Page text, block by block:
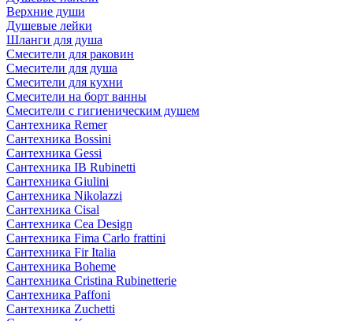
Верхние души
Душевые лейки
Шланги для душа
Смесители для раковин
Смесители для душа
Смесители для кухни
Смесители на борт ванны
Смесители с гигиеническим душем
Сантехника Remer
Сантехника Bossini
Сантехника Gessi
Сантехника IB Rubinetti
Сантехника Giulini
Сантехника Nikolazzi
Сантехника Cisal
Сантехника Cea Design
Сантехника Fima Carlo frattini
Сантехника Fir Italia
Сантехника Boheme
Сантехника Cristina Rubinetterie
Сантехника Paffoni
Сантехника Zuchetti